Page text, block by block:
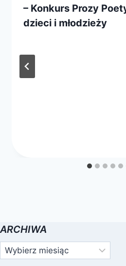
– Konkurs Prozy
dzieci i młodzieży
zarząd
ARCHIWA
Archiwa